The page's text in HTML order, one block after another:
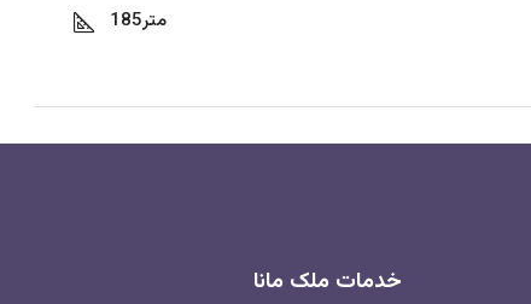
185متر
خدمات ملک مانا